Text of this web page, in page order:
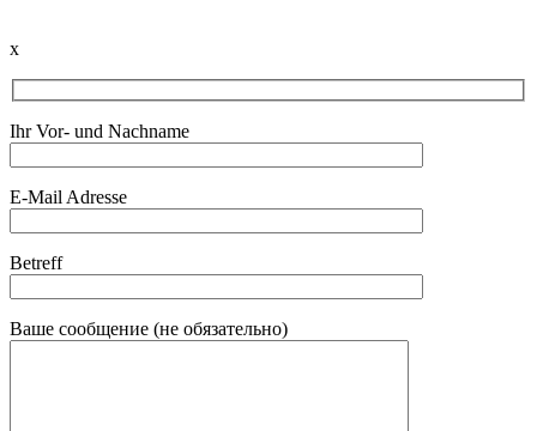
x
Ihr Vor- und Nachname
E-Mail Adresse
Betreff
Ваше сообщение (не обязательно)